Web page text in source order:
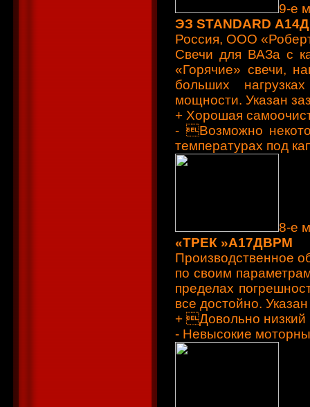
9-е
ЭЗ STANDARD
Россия, ООО
Свечи для ВАЗа с
«Горячие» свечи,
больших
мощности. Указан
+ Хорошая
- Возможно
температурах под
8-е
«ТРЕК »А17ДВРМ
Производственное
по своим
пределах
все достойно.
+ Довольно низкий
- Невысокие